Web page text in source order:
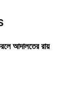
আদালতের রায়